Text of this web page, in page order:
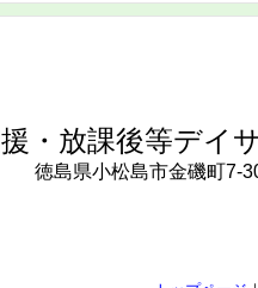
・放課後等デイ
徳島県小松島市金磯町7-